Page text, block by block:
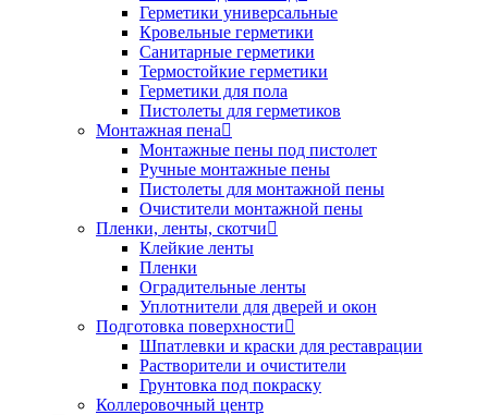
Герметики универсальные
Кровельные герметики
Санитарные герметики
Термостойкие герметики
Герметики для пола
Пистолеты для герметиков
Монтажная пена
Монтажные пены под пистолет
Ручные монтажные пены
Пистолеты для монтажной пены
Очистители монтажной пены
Пленки, ленты, скотчи
Клейкие ленты
Пленки
Оградительные ленты
Уплотнители для дверей и окон
Подготовка поверхности
Шпатлевки и краски для реставрации
Растворители и очистители
Грунтовка под покраску
Коллеровочный центр